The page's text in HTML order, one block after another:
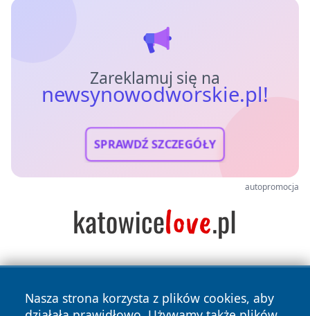
Zareklamuj się na
newsynowodworskie.pl!
SPRAWDŹ SZCZEGÓŁY
autopromocja
Nasza strona korzysta z plików cookies, aby